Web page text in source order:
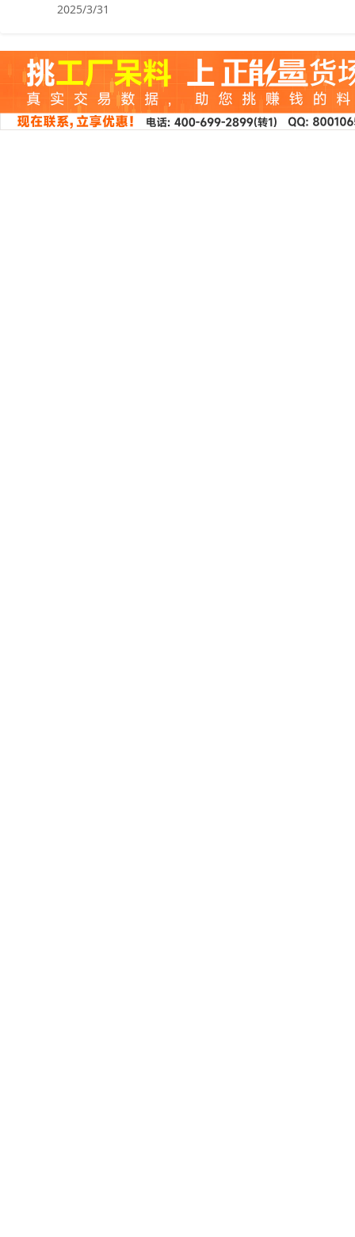
2025/3/31